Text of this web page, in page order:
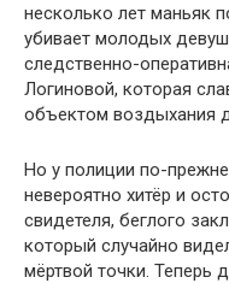
несколько лет маньяк
убивает молодых
следственно-
Логиновой, которая
объектом воздыхания
Но у полиции по-
невероятно хитёр и
свидетеля, беглого
который случайно
мёртвой точки. Теперь